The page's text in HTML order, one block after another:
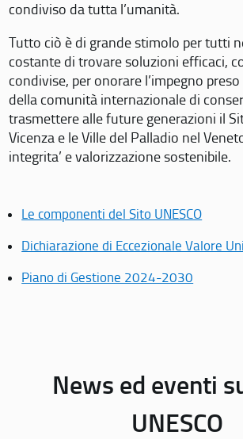
condiviso da tutta l’umanità.
Tutto ciò è di grande stimolo per tutti
costante di trovare soluzioni efficaci,
condivise, per onorare l’impegno
della comunità internazionale di
trasmettere alle future generazioni il
Vicenza e le Ville del Palladio nel
integrita’ e valorizzazione sostenibile.
Le componenti del Sito UNESCO
Dichiarazione di Eccezionale Valore
Piano di Gestione 2024-2030
News ed eventi
UNESCO